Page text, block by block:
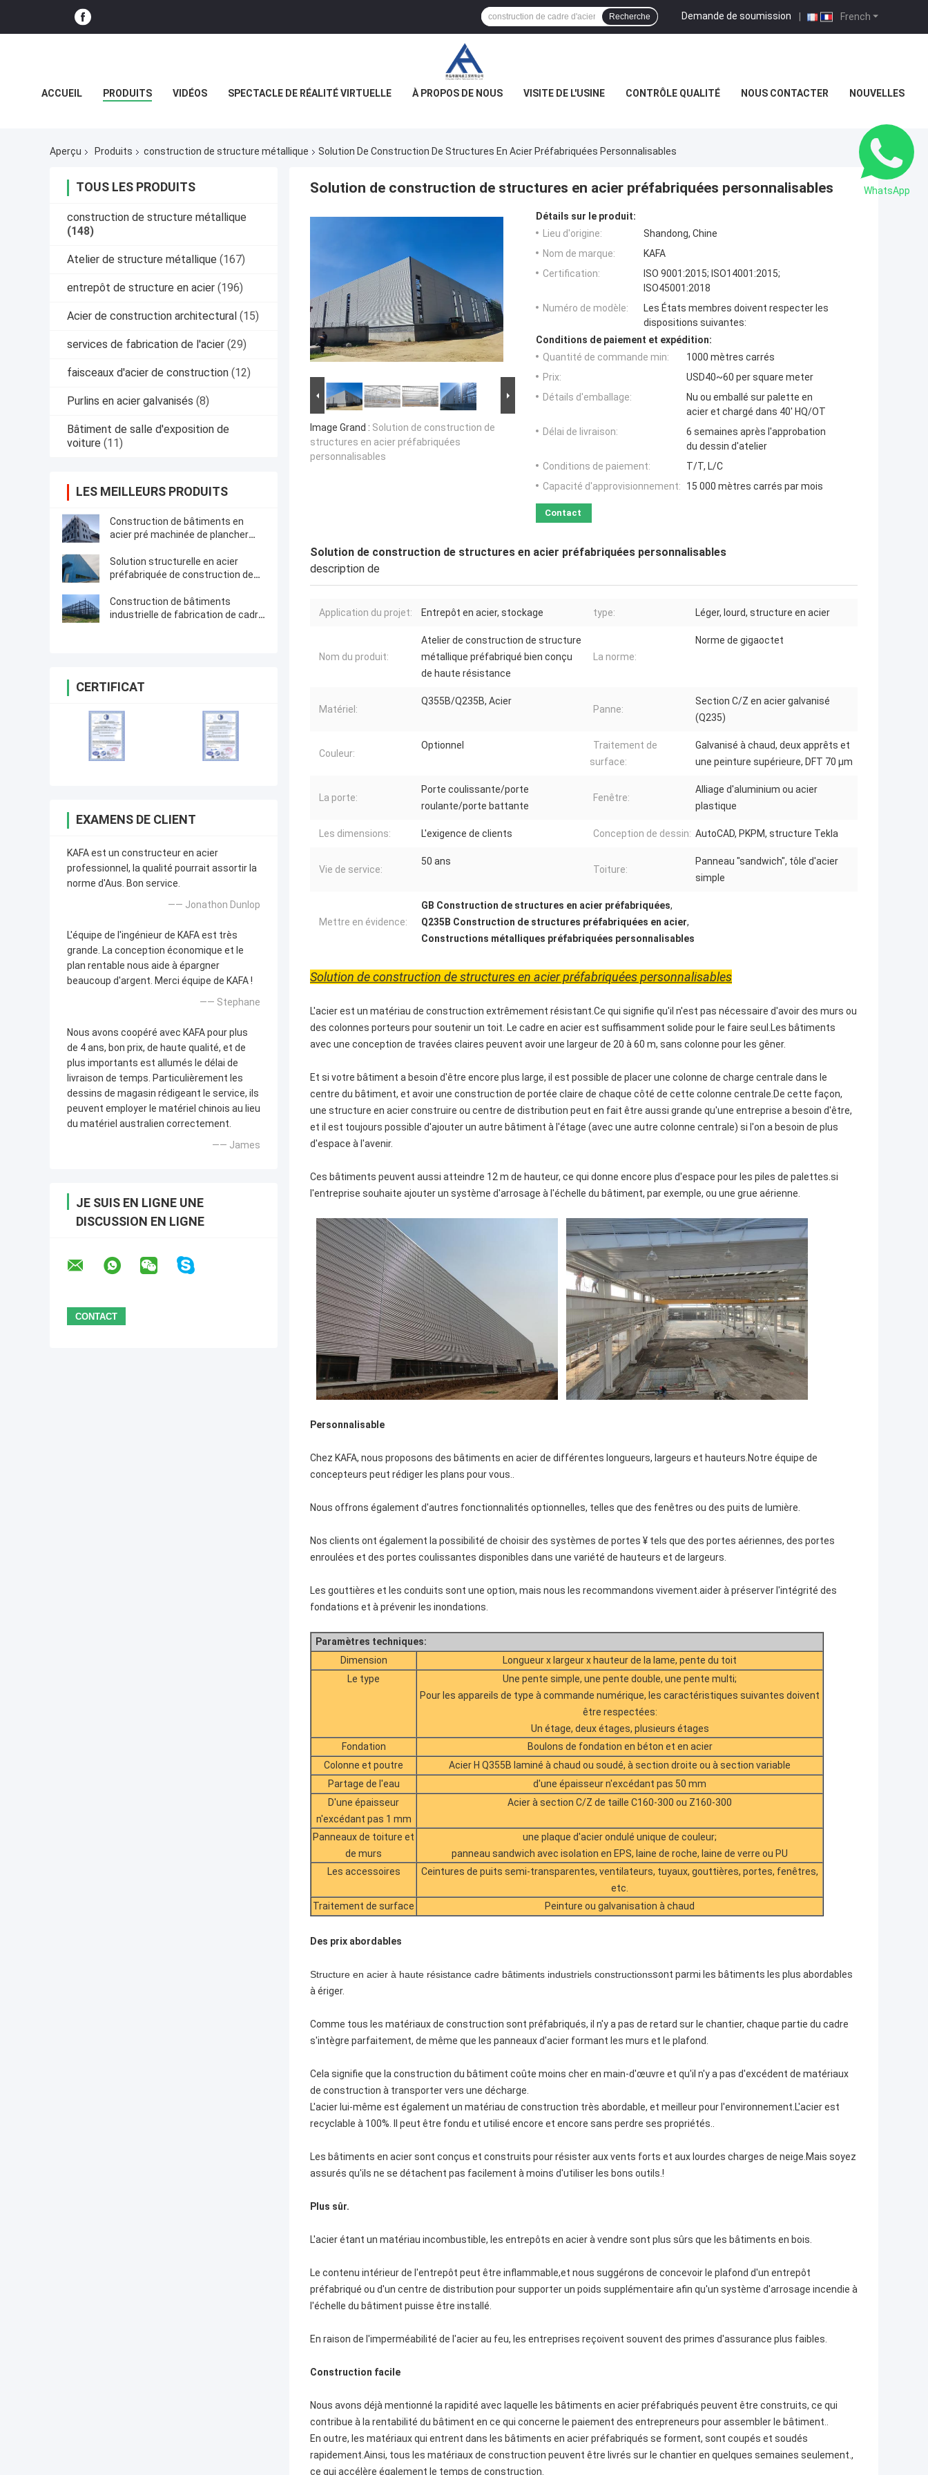
French
Demande de soumission |
Recherche
ACCUEIL PRODUITS VIDÉOS SPECTACLE DE RÉALITÉ VIRTUELLE À PROPOS DE NOUS VISITE DE L'USINE CONTRÔLE QUALITÉ NOUS CONTACTER NOUVELLES
Aperçu Produits construction de structure métallique Solution De Construction De Structures En Acier Préfabriquées Personnalisables
TOUS LES PRODUITS
construction de structure métallique
(148)
Atelier de structure métallique (167)
entrepôt de structure en acier (196)
Acier de construction architectural (15)
services de fabrication de l'acier (29)
faisceaux d'acier de construction (12)
Purlins en acier galvanisés (8)
Bâtiment de salle d'exposition de
voiture (11)
LES MEILLEURS PRODUITS
Construction de bâtiments en
acier pré machinée de plancher
Solution structurelle en acier
préfabriquée de construction de
Construction de bâtiments
industrielle de fabrication de cadre
CERTIFICAT
EXAMENS DE CLIENT
KAFA est un constructeur en acier
professionnel, la qualité pourrait assortir la
norme d'Aus. Bon service.
—— Jonathon Dunlop
L'équipe de l'ingénieur de KAFA est très
grande. La conception économique et le
plan rentable nous aide à épargner
beaucoup d'argent. Merci équipe de KAFA !
—— Stephane
Nous avons coopéré avec KAFA pour plus
de 4 ans, bon prix, de haute qualité, et de
plus importants est allumés le délai de
livraison de temps. Particulièrement les
dessins de magasin rédigeant le service, ils
peuvent employer le matériel chinois au lieu
du matériel australien correctement.
—— James
JE SUIS EN LIGNE UNE
DISCUSSION EN LIGNE
Solution de construction de structures en acier préfabriquées personnalisables
Image Grand : Solution de construction de
structures en acier préfabriquées
personnalisables
Détails sur le produit:
Lieu d'origine:
Shandong, Chine
Nom de marque:
KAFA
Certification:
ISO 9001:2015; ISO14001:2015;
ISO45001:2018
Numéro de modèle:
Les États membres doivent respecter les
dispositions suivantes:
Conditions de paiement et expédition:
Quantité de commande min:
1000 mètres carrés
Prix:
USD40~60 per square meter
Détails d'emballage:
Nu ou emballé sur palette en
acier et chargé dans 40' HQ/OT
Délai de livraison:
6 semaines après l'approbation
du dessin d'atelier
Conditions de paiement:
T/T, L/C
Capacité d'approvisionnement:
15 000 mètres carrés par mois
Contact
Solution de construction de structures en acier préfabriquées personnalisables
description de
Application du projet: Entrepôt en acier, stockage type: Léger, lourd, structure en acier
Nom du produit:
Atelier de construction de structure
métallique préfabriqué bien conçu
de haute résistance
La norme:
Norme de gigaoctet
Matériel:
Q355B/Q235B, Acier
Panne:
Section C/Z en acier galvanisé
(Q235)
Couleur:
Optionnel
Traitement de
surface:
Galvanisé à chaud, deux apprêts et
une peinture supérieure, DFT 70 μm
La porte:
Porte coulissante/porte
roulante/porte battante
Fenêtre:
Alliage d'aluminium ou acier
plastique
Les dimensions: L'exigence de clients Conception de dessin: AutoCAD, PKPM, structure Tekla
Vie de service:
50 ans
Toiture:
Panneau "sandwich", tôle d'acier
simple
Mettre en évidence:
GB Construction de structures en acier préfabriquées,
Q235B Construction de structures préfabriquées en acier,
Constructions métalliques préfabriquées personnalisables
Solution de construction de structures en acier préfabriquées personnalisables
L'acier est un matériau de construction extrêmement résistant.Ce qui signifie qu'il n'est pas nécessaire d'avoir des murs ou
des colonnes porteurs pour soutenir un toit. Le cadre en acier est suffisamment solide pour le faire seul.Les bâtiments
avec une conception de travées claires peuvent avoir une largeur de 20 à 60 m, sans colonne pour les gêner.
Et si votre bâtiment a besoin d'être encore plus large, il est possible de placer une colonne de charge centrale dans le
centre du bâtiment, et avoir une construction de portée claire de chaque côté de cette colonne centrale.De cette façon,
une structure en acier construire ou centre de distribution peut en fait être aussi grande qu'une entreprise a besoin d'être,
et il est toujours possible d'ajouter un autre bâtiment à l'étage (avec une autre colonne centrale) si l'on a besoin de plus
d'espace à l'avenir.
Ces bâtiments peuvent aussi atteindre 12 m de hauteur, ce qui donne encore plus d'espace pour les piles de palettes.si
l'entreprise souhaite ajouter un système d'arrosage à l'échelle du bâtiment, par exemple, ou une grue aérienne.
Personnalisable
Chez KAFA, nous proposons des bâtiments en acier de différentes longueurs, largeurs et hauteurs.Notre équipe de
concepteurs peut rédiger les plans pour vous..
Nous offrons également d'autres fonctionnalités optionnelles, telles que des fenêtres ou des puits de lumière.
Nos clients ont également la possibilité de choisir des systèmes de portes ¥ tels que des portes aériennes, des portes
enroulées et des portes coulissantes disponibles dans une variété de hauteurs et de largeurs.
Les gouttières et les conduits sont une option, mais nous les recommandons vivement.aider à préserver l'intégrité des
fondations et à prévenir les inondations.
Paramètres techniques:
Dimension
Longueur x largeur x hauteur de la lame, pente du toit
Le type
Une pente simple, une pente double, une pente multi;
Pour les appareils de type à commande numérique, les caractéristiques suivantes doivent
être respectées:
Un étage, deux étages, plusieurs étages
Fondation
Boulons de fondation en béton et en acier
Colonne et poutre
Acier H Q355B laminé à chaud ou soudé, à section droite ou à section variable
Partage de l'eau
d'une épaisseur n'excédant pas 50 mm
D'une épaisseur
n'excédant pas 1 mm
Acier à section C/Z de taille C160-300 ou Z160-300
Panneaux de toiture et
de murs
une plaque d'acier ondulé unique de couleur;
panneau sandwich avec isolation en EPS, laine de roche, laine de verre ou PU
Les accessoires
Ceintures de puits semi-transparentes, ventilateurs, tuyaux, gouttières, portes, fenêtres,
etc.
Traitement de surface
Peinture ou galvanisation à chaud
Des prix abordables
Structure en acier à haute résistance cadre bâtiments industriels constructionssont parmi les bâtiments les plus abordables
à ériger.
Comme tous les matériaux de construction sont préfabriqués, il n'y a pas de retard sur le chantier, chaque partie du cadre
s'intègre parfaitement, de même que les panneaux d'acier formant les murs et le plafond.
Cela signifie que la construction du bâtiment coûte moins cher en main-d'œuvre et qu'il n'y a pas d'excédent de matériaux
de construction à transporter vers une décharge.
L'acier lui-même est également un matériau de construction très abordable, et meilleur pour l'environnement.L'acier est
recyclable à 100%. Il peut être fondu et utilisé encore et encore sans perdre ses propriétés..
Les bâtiments en acier sont conçus et construits pour résister aux vents forts et aux lourdes charges de neige.Mais soyez
assurés qu'ils ne se détachent pas facilement à moins d'utiliser les bons outils.!
Plus sûr.
L'acier étant un matériau incombustible, les entrepôts en acier à vendre sont plus sûrs que les bâtiments en bois.
Le contenu intérieur de l'entrepôt peut être inflammable,et nous suggérons de concevoir le plafond d'un entrepôt
préfabriqué ou d'un centre de distribution pour supporter un poids supplémentaire afin qu'un système d'arrosage incendie à
l'échelle du bâtiment puisse être installé.
En raison de l'imperméabilité de l'acier au feu, les entreprises reçoivent souvent des primes d'assurance plus faibles.
Construction facile
Nous avons déjà mentionné la rapidité avec laquelle les bâtiments en acier préfabriqués peuvent être construits, ce qui
contribue à la rentabilité du bâtiment en ce qui concerne le paiement des entrepreneurs pour assembler le bâtiment..
En outre, les matériaux qui entrent dans les bâtiments en acier préfabriqués se forment, sont coupés et soudés
rapidement.Ainsi, tous les matériaux de construction peuvent être livrés sur le chantier en quelques semaines seulement.,
ce qui accélère également le temps de construction.
WhatsApp